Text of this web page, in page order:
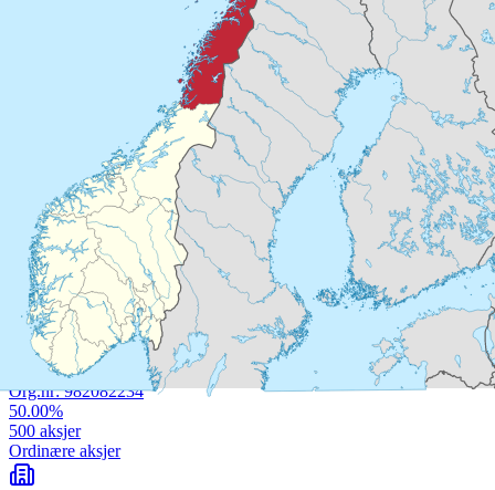
NORDLAND FYLKESKOMMUNE UTDANNING OG
ansatte
Eier aksjer i( 22
NORDLANDSKRAFT AS
Org.nr: 984660049
100.00%
2.8Kaksjer
Ordinære aksjer
SENTRUMSTERMINALEN BODØ AS
Org.nr:982082234
50.00%
500 aksjer
Ordinære aksjer